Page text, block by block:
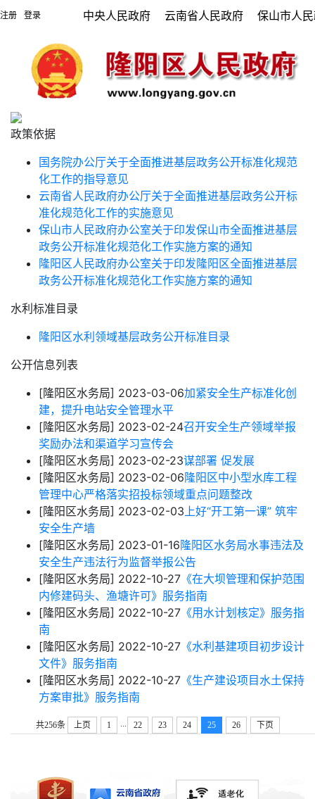
注册 登录 中央人民政府 云南省人民政府 保山市人
政策依据
国务院办公厅关于全面推进基层政务公开标准化规范
化工作的指导意见
云南省人民政府办公厅关于全面推进基层政务公开标
准化规范化工作的实施意见
保山市人民政府办公室关于印发保山市全面推进基层
政务公开标准化规范化工作实施方案的通知
隆阳区人民政府办公室关于印发隆阳区全面推进基层
政务公开标准化规范化工作实施方案的通知
水利标准目录
隆阳区水利领域基层政务公开标准目录
公开信息列表
[隆阳区水务局] 2023-03-06加紧安全生产标准化创
建，提升电站安全管理水平
[隆阳区水务局] 2023-02-24召开安全生产领域举报
奖励办法和渠道学习宣传会
[隆阳区水务局] 2023-02-23谋部署 促发展
[隆阳区水务局] 2023-02-06隆阳区中小型水库工程
管理中心严格落实招投标领域重点问题整改
[隆阳区水务局] 2023-02-03 上好“开工第一课” 筑牢
安全生产墙
[隆阳区水务局] 2023-01-16隆阳区水务局水事违法及
安全生产违法行为监督举报公告
[隆阳区水务局] 2022-10-27 《在大坝管理和保护范围
内修建码头、渔塘许可》服务指南
[隆阳区水务局] 2022-10-27 《用水计划核定》服务指
南
[隆阳区水务局] 2022-10-27 《水利基建项目初步设计
文件》服务指南
[隆阳区水务局] 2022-10-27 《生产建设项目水土保持
方案审批》服务指南
共256条 上页 1 ... 22 23 24 25 26 下页